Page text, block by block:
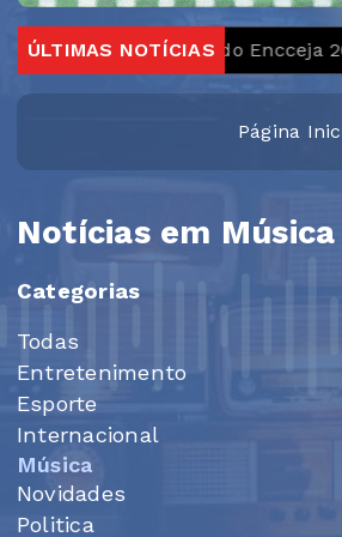
ÚLTIMAS NOTÍCIAS
Candidatos do Encceja 2026
Página
Notícias em Música
Categorias
Todas
Entretenimento
Esporte
Internacional
Música
Novidades
Politica